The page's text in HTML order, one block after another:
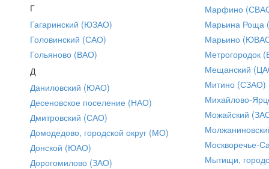
Г
Гагаринский (ЮЗАО)
Головинский (САО)
Гольяново (ВАО)
Д
Даниловский (ЮАО)
Десеновское поселение (НАО)
Дмитровский (САО)
Домодедово, городской округ (МО)
Донской (ЮАО)
Дорогомилово (ЗАО)
Марфино
Марьина Роща
Марьино
Метрогородок
Мещанский
Митино (СЗАО)
Михайлово-
Можайский
Москворечье-
Мытищи,